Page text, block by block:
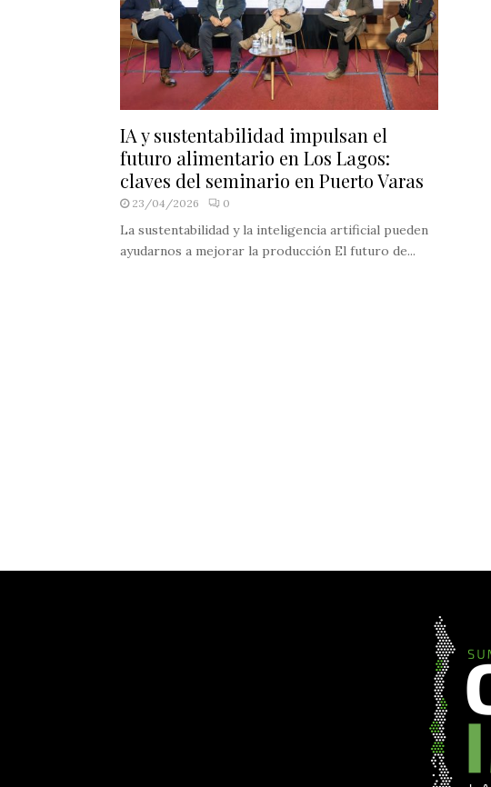
IA y sustentabilidad impulsan el
futuro alimentario en Los Lagos:
claves del seminario en Puerto Varas
23/04/2026 0
La sustentabilidad y la inteligencia artificial pueden
ayudarnos a mejorar la producción El futuro de...